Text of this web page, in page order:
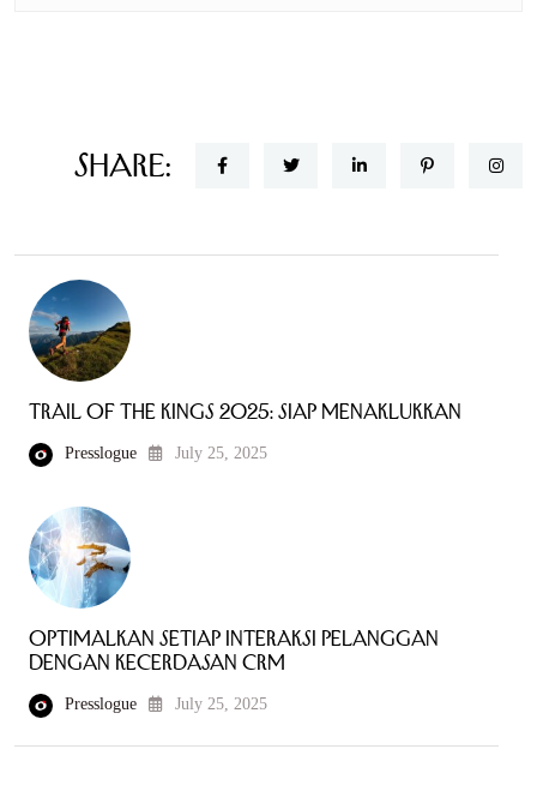
Share:
Trail of the Kings 2025: Siap Menaklukkan
Presslogue July 25, 2025
Optimalkan Setiap Interaksi Pelanggan
dengan Kecerdasan CRM
Presslogue July 25, 2025